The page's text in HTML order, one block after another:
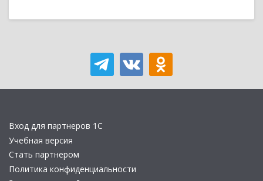
Вход для партнеров 1С
Учебная версия
Стать партнером
Политика конфиденциальности